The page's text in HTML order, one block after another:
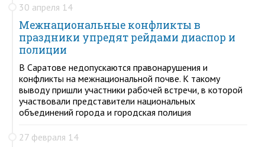
30 апреля 14
Межнациональные конфликты в
праздники упредят рейдами диаспор и
полиции
В Саратове недопускаются правонарушения и
конфликты на межнациональной почве. К такому
выводу пришли участники рабочей встречи, в которой
участвовали представители национальных
объединений города и городская полиция
27 февраля 14